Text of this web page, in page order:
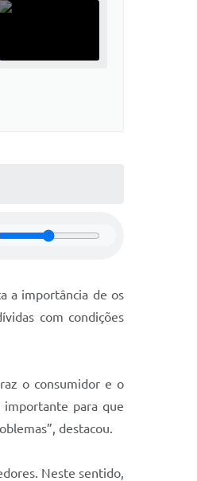
a importância de os
com condições
o consumidor e o
para que
destacou.
Neste sentido,